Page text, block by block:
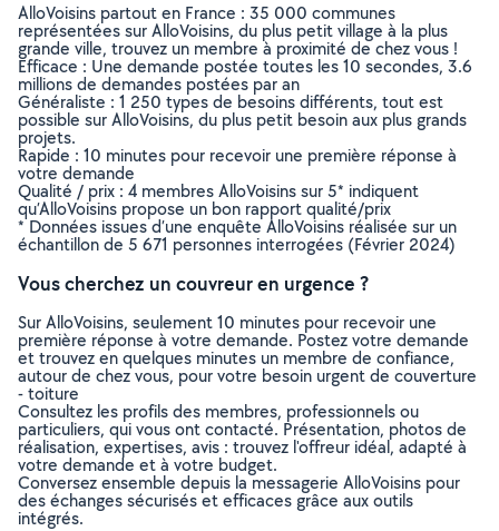
AlloVoisins partout en France : 35 000 communes
représentées sur AlloVoisins, du plus petit village à la plus
grande ville, trouvez un membre à proximité de chez vous !
Efficace : Une demande postée toutes les 10 secondes, 3.6
millions de demandes postées par an
Généraliste : 1 250 types de besoins différents, tout est
possible sur AlloVoisins, du plus petit besoin aux plus grands
projets.
Rapide : 10 minutes pour recevoir une première réponse à
votre demande
Qualité / prix : 4 membres AlloVoisins sur 5* indiquent
qu’AlloVoisins propose un bon rapport qualité/prix
* Données issues d’une enquête AlloVoisins réalisée sur un
échantillon de 5 671 personnes interrogées (Février 2024)
Vous cherchez un couvreur en urgence ?
Sur AlloVoisins, seulement 10 minutes pour recevoir une
première réponse à votre demande. Postez votre demande
et trouvez en quelques minutes un membre de confiance,
autour de chez vous, pour votre besoin urgent de couverture
- toiture
Consultez les profils des membres, professionnels ou
particuliers, qui vous ont contacté. Présentation, photos de
réalisation, expertises, avis : trouvez l'offreur idéal, adapté à
votre demande et à votre budget.
Conversez ensemble depuis la messagerie AlloVoisins pour
des échanges sécurisés et efficaces grâce aux outils
intégrés.